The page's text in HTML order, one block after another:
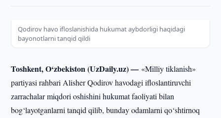
Qodirov havo ifloslanishida hukumat aybdorligi haqidagi
bayonotlarni tanqid qildi
Toshkent, O‘zbekiston (UzDaily.uz) — «Milliy tiklanish»
partiyasi rahbari Alisher Qodirov havodagi ifloslantiruvchi
zarrachalar miqdori oshishini hukumat faoliyati bilan
bog‘layotganlarni tanqid qilib, bunday odamlarni qo‘shtirnoq